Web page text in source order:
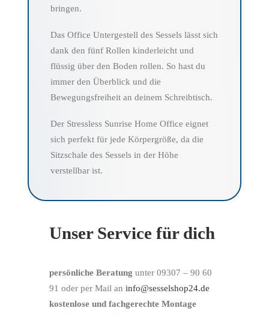
bringen.
Das Office Untergestell des Sessels lässt sich
dank den fünf Rollen kinderleicht und
flüssig über den Boden rollen. So hast du
immer den Überblick und die
Bewegungsfreiheit an deinem Schreibtisch.
Der Stressless Sunrise Home Office eignet
sich perfekt für jede Körpergröße, da die
Sitzschale des Sessels in der Höhe
verstellbar ist.
Unser Service für dich
persönliche Beratung unter 09307 – 90 60
91 oder per Mail an info@sesselshop24.de
kostenlose und fachgerechte Montage